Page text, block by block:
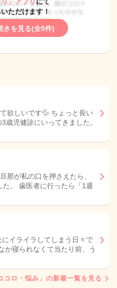
ただけます！
きを見る(全5件)
欲しいです💦 ちょっと長い
歳児健診にいってきました。
那が私の口を押さえたら、
。 歯医者に行ったら「1週
イライラしてしまう日々で
か寝られなくて当たり前、う
コロ・悩み」の新着一覧を見る